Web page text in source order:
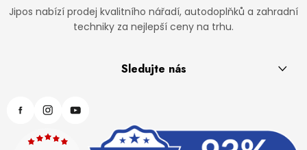
Jipos nabízí prodej kvalitního nářadí, autodoplňků a zahradní
techniky za nejlepší ceny na trhu.
Sledujte nás